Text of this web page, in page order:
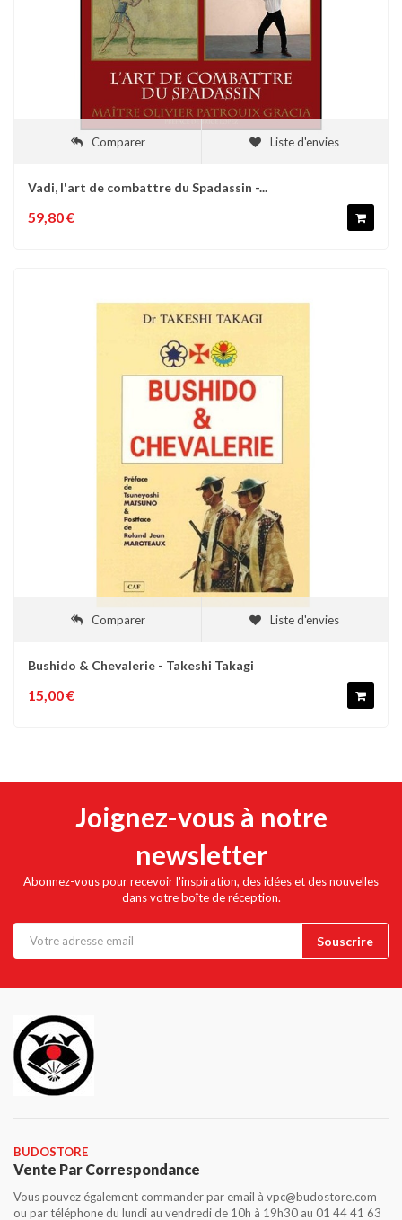
Comparer Liste d'envies
Vadi, l'art de combattre du Spadassin -...
59,80 €
Comparer Liste d'envies
Bushido & Chevalerie - Takeshi Takagi
15,00 €
Joignez-vous à notre
newsletter
Abonnez-vous pour recevoir l'inspiration, des idées et des nouvelles
dans votre boîte de réception.
BUDOSTORE
Vente Par Correspondance
Vous pouvez également commander par email à vpc@budostore.com
ou par téléphone du lundi au vendredi de 10h à 19h30 au 01 44 41 63